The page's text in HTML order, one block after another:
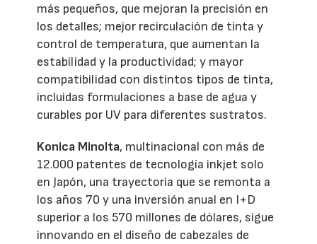
más pequeños, que mejoran la precisión en
los detalles; mejor recirculación de tinta y
control de temperatura, que aumentan la
estabilidad y la productividad; y mayor
compatibilidad con distintos tipos de tinta,
incluidas formulaciones a base de agua y
curables por UV para diferentes sustratos.
Konica Minolta, multinacional con más de
12.000 patentes de tecnología inkjet solo
en Japón, una trayectoria que se remonta a
los años 70 y una inversión anual en I+D
superior a los 570 millones de dólares, sigue
innovando en el diseño de cabezales de